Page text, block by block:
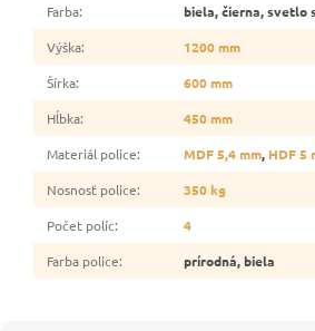
Farba:
biela, čierna, svetlo
Výška:
1200 mm
Šírka:
600 mm
Hĺbka:
450 mm
Materiál police: MDF 5,4 mm, HDF 5
Nosnosť police:
350 kg
Počet políc:
4
Farba police: prírodná, biela